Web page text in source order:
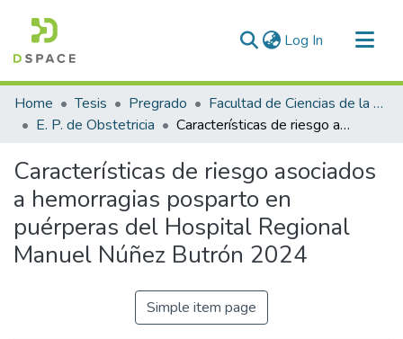
Log In (current)
Communities & Collections
All of DSpace
Home Tesis Pregrado
Facultad de Ciencias de la Salud
E. P. de Obstetricia
Características de riesgo asociados a hemorragias posparto en puérperas del Hospital Regional Manuel Núñez Butrón 2024
Características de riesgo asociados
a hemorragias posparto en
puérperas del Hospital Regional
Manuel Núñez Butrón 2024
Simple item page